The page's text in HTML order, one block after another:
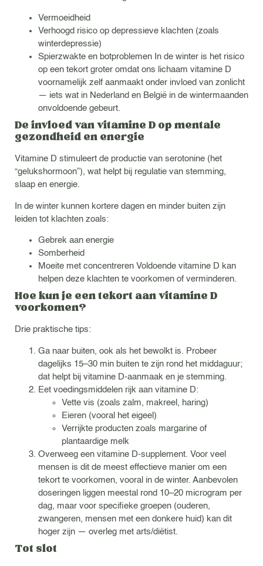
Vermoeidheid
Verhoogd risico op depressieve klachten (zoals
winterdepressie)
Spierzwakte en botproblemen In de winter is het risico
op een tekort groter omdat ons lichaam vitamine D
voornamelijk zelf aanmaakt onder invloed van zonlicht
— iets wat in Nederland en België in de wintermaanden
onvoldoende gebeurt.
De invloed van vitamine D op mentale
gezondheid en energie
Vitamine D stimuleert de productie van serotonine (het
“gelukshormoon”), wat helpt bij regulatie van stemming,
slaap en energie.
In de winter kunnen kortere dagen en minder buiten zijn
leiden tot klachten zoals:
Gebrek aan energie
Somberheid
Moeite met concentreren Voldoende vitamine D kan
helpen deze klachten te voorkomen of verminderen.
Hoe kun je een tekort aan vitamine D
voorkomen?
Drie praktische tips:
Ga naar buiten, ook als het bewolkt is. Probeer
dagelijks 15–30 min buiten te zijn rond het middaguur;
dat helpt bij vitamine D-aanmaak en je stemming.
Eet voedingsmiddelen rijk aan vitamine D:
Vette vis (zoals zalm, makreel, haring)
Eieren (vooral het eigeel)
Verrijkte producten zoals margarine of
plantaardige melk
Overweeg een vitamine D-supplement. Voor veel
mensen is dit de meest effectieve manier om een
tekort te voorkomen, vooral in de winter. Aanbevolen
doseringen liggen meestal rond 10–20 microgram per
dag, maar voor specifieke groepen (ouderen,
zwangeren, mensen met een donkere huid) kan dit
hoger zijn — overleg met arts/diëtist.
Tot slot